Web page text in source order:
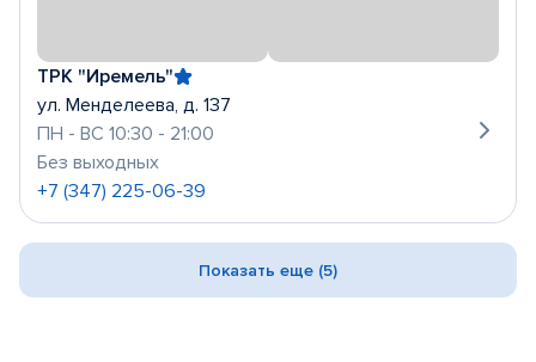
ТРК "Иремель"
ул. Менделеева, д. 137
ПН - ВС 10:30 - 21:00
Без выходных
+7 (347) 225-06-39
Показать еще (5)